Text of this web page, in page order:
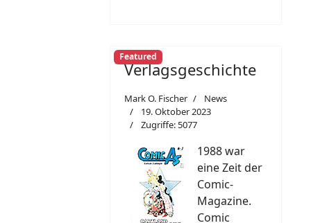
Featured
Verlagsgeschichte
Mark O. Fischer
News
19. Oktober 2023
Zugriffe: 5077
1988 war
eine Zeit der
Comic-
Magazine.
Comic